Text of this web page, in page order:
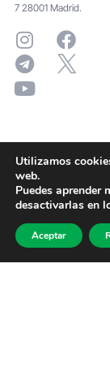
7 28001 Madrid.
Utilizamos
web.
Puedes aprender
desactivarlas en
Aceptar